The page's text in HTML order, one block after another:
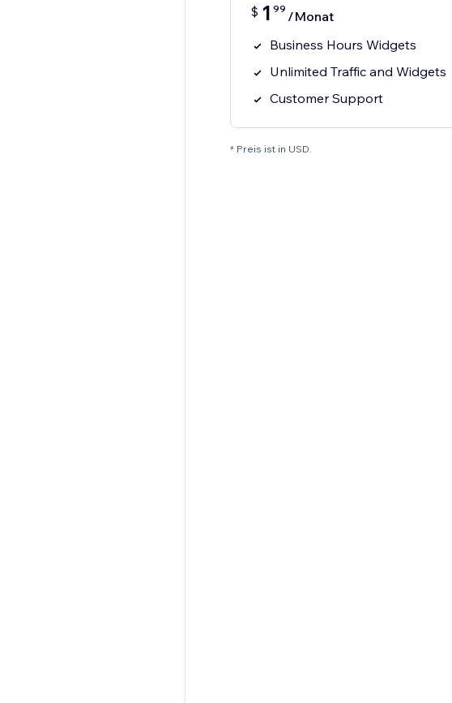
$ 1 99 /Monat
Business Hours Widgets
Unlimited Traffic and Widgets
Customer Support
* Preis ist in USD.